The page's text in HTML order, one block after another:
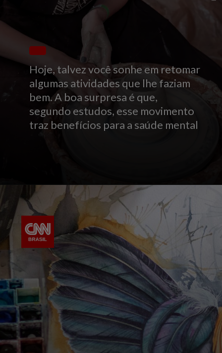
Hoje, talvez você sonhe em retomar
algumas atividades que lhe faziam
bem. A boa surpresa é que,
segundo estudos, esse movimento
traz benefícios para a saúde mental